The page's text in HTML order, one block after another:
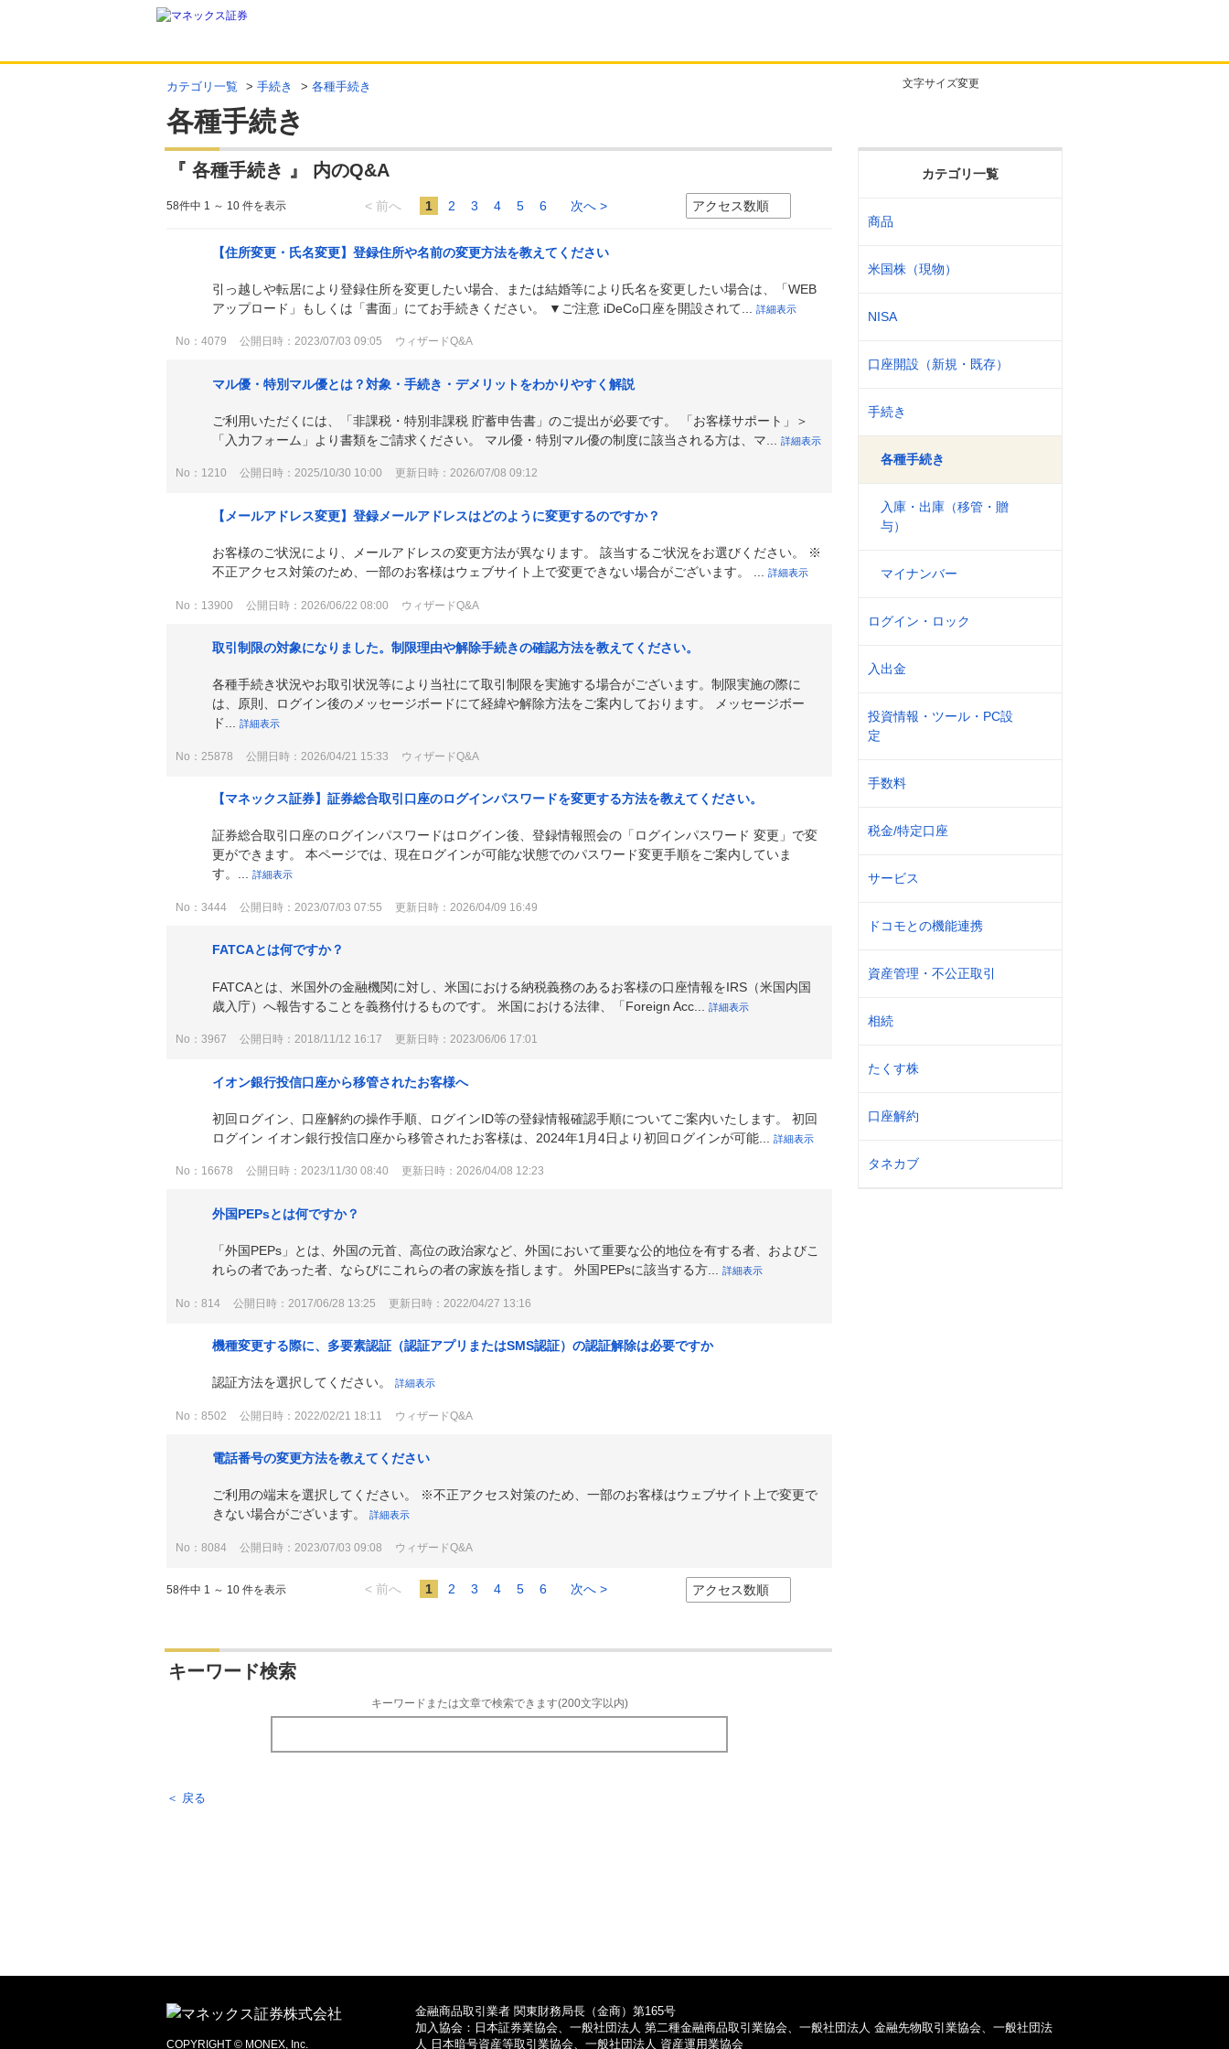
文字サイズ変更
カテゴリ一覧 > 手続き > 各種手続き
各種手続き
カテゴリ一覧
商品
米国株（現物）
NISA
口座開設（新規・既存）
手続き
各種手続き
入庫・出庫（移管・贈
与）
マイナンバー
ログイン・ロック
入出金
投資情報・ツール・PC設
定
手数料
税金/特定口座
サービス
ドコモとの機能連携
資産管理・不公正取引
相続
たくす株
口座解約
タネカブ
『 各種手続き 』 内のQ&A
58件中 1 ～ 10 件を表示 < 前へ 1 2 3 4 5 6 次へ >
【住所変更・氏名変更】登録住所や名前の変更方法を教えてください
引っ越しや転居により登録住所を変更したい場合、または結婚等により氏名を変更したい場合は、「WEB
アップロード」もしくは「書面」にてお手続きください。 ▼ご注意 iDeCo口座を開設されて...詳細表示
No：4079 公開日時：2023/07/03 09:05 ウィザードQ&A
マル優・特別マル優とは？対象・手続き・デメリットをわかりやすく解説
ご利用いただくには、「非課税・特別非課税 貯蓄申告書」のご提出が必要です。 「お客様サポート」＞
「入力フォーム」より書類をご請求ください。 マル優・特別マル優の制度に該当される方は、マ...詳細表示
No：1210 公開日時：2025/10/30 10:00 更新日時：2026/07/08 09:12
【メールアドレス変更】登録メールアドレスはどのように変更するのですか？
お客様のご状況により、メールアドレスの変更方法が異なります。 該当するご状況をお選びください。 ※
不正アクセス対策のため、一部のお客様はウェブサイト上で変更できない場合がございます。 ...詳細表示
No：13900 公開日時：2026/06/22 08:00 ウィザードQ&A
取引制限の対象になりました。制限理由や解除手続きの確認方法を教えてください。
各種手続き状況やお取引状況等により当社にて取引制限を実施する場合がございます。制限実施の際に
は、原則、ログイン後のメッセージボードにて経緯や解除方法をご案内しております。 メッセージボー
ド...詳細表示
No：25878 公開日時：2026/04/21 15:33 ウィザードQ&A
【マネックス証券】証券総合取引口座のログインパスワードを変更する方法を教えてください。
証券総合取引口座のログインパスワードはログイン後、登録情報照会の「ログインパスワード 変更」で変
更ができます。 本ページでは、現在ログインが可能な状態でのパスワード変更手順をご案内していま
す。...詳細表示
No：3444 公開日時：2023/07/03 07:55 更新日時：2026/04/09 16:49
FATCAとは何ですか？
FATCAとは、米国外の金融機関に対し、米国における納税義務のあるお客様の口座情報をIRS（米国内国
歳入庁）へ報告することを義務付けるものです。 米国における法律、「Foreign Acc...詳細表示
No：3967 公開日時：2018/11/12 16:17 更新日時：2023/06/06 17:01
イオン銀行投信口座から移管されたお客様へ
初回ログイン、口座解約の操作手順、ログインID等の登録情報確認手順についてご案内いたします。 初回
ログイン イオン銀行投信口座から移管されたお客様は、2024年1月4日より初回ログインが可能...詳細表示
No：16678 公開日時：2023/11/30 08:40 更新日時：2026/04/08 12:23
外国PEPsとは何ですか？
「外国PEPs」とは、外国の元首、高位の政治家など、外国において重要な公的地位を有する者、およびこ
れらの者であった者、ならびにこれらの者の家族を指します。 外国PEPsに該当する方...詳細表示
No：814 公開日時：2017/06/28 13:25 更新日時：2022/04/27 13:16
機種変更する際に、多要素認証（認証アプリまたはSMS認証）の認証解除は必要ですか
認証方法を選択してください。詳細表示
No：8502 公開日時：2022/02/21 18:11 ウィザードQ&A
電話番号の変更方法を教えてください
ご利用の端末を選択してください。 ※不正アクセス対策のため、一部のお客様はウェブサイト上で変更で
きない場合がございます。詳細表示
No：8084 公開日時：2023/07/03 09:08 ウィザードQ&A
58件中 1 ～ 10 件を表示 < 前へ 1 2 3 4 5 6 次へ >
キーワード検索
キーワードまたは文章で検索できます(200文字以内)
＜ 戻る
COPYRIGHT © MONEX, Inc.
金融商品取引業者 関東財務局長（金商）第165号
加入協会：日本証券業協会、一般社団法人 第二種金融商品取引業協会、一般社団法人 金融先物取引業協会、一般社団法
人 日本暗号資産等取引業協会、一般社団法人 資産運用業協会